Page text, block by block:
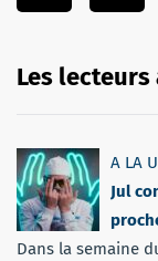
Les
A LA
Jul
Dans la semaine